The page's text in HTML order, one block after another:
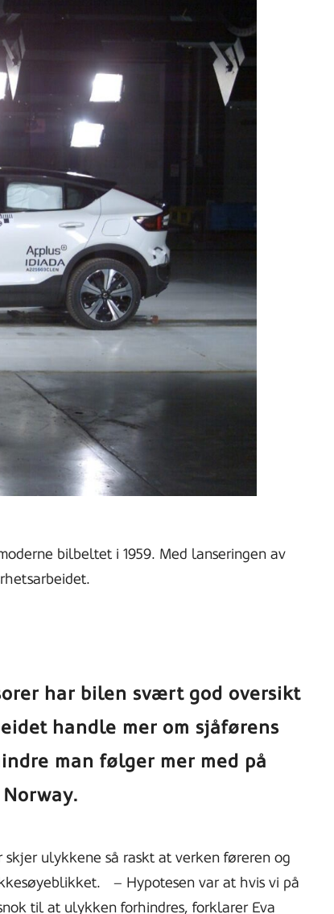
bilbeltet i 1959. Med lanseringen av
har bilen svært god oversikt
handle mer om sjåførens
man følger mer med på
ulykkene så raskt at verken føreren og
– Hypotesen var at hvis vi på
til at ulykken forhindres, forklarer Eva